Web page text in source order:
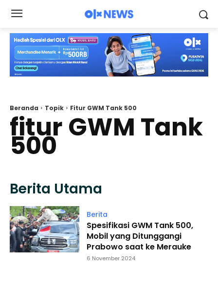
Beranda Topik Fitur GWM Tank 500
fitur GWM Tank
500
Berita Utama
Berita
Spesifikasi GWM Tank 500,
Mobil yang Ditunggangi
Prabowo saat ke Merauke
6 November 2024